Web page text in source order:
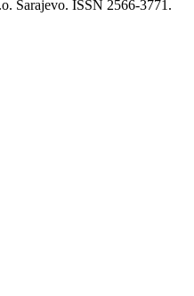
Sarajevo. ISSN 2566-3771.